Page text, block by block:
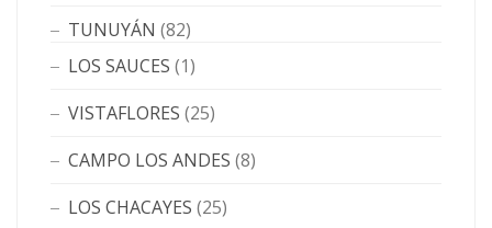
TUNUYÁN (82)
LOS SAUCES (1)
VISTAFLORES (25)
CAMPO LOS ANDES (8)
LOS CHACAYES (25)